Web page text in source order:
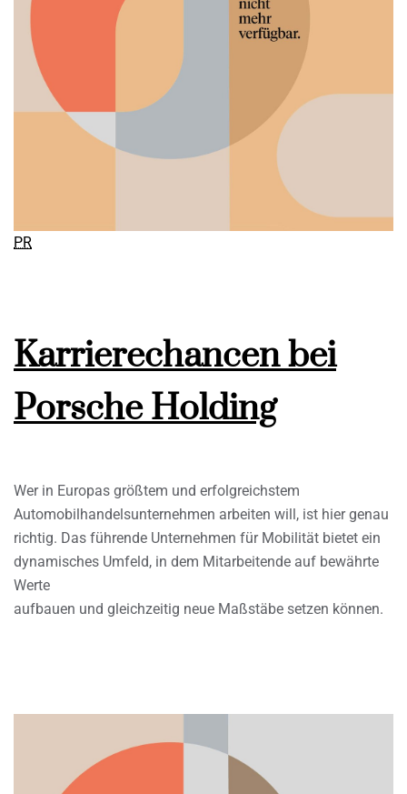
PR
Karrierechancen bei
Porsche Holding
Wer in Europas größtem und erfolgreichstem
Automobilhandelsunternehmen arbeiten will, ist hier genau
richtig. Das führende Unternehmen für Mobilität bietet ein
dynamisches Umfeld, in dem Mitarbeitende auf bewährte
Werte
aufbauen und gleichzeitig neue Maßstäbe setzen können.